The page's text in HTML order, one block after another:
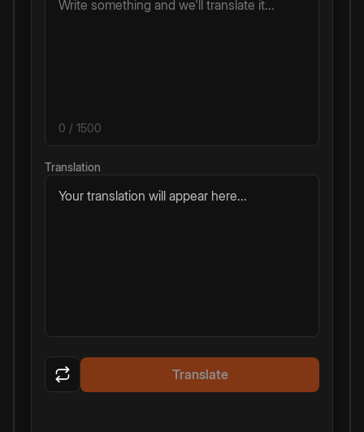
0 / 1500
Translation
Your translation will appear here...
Translate